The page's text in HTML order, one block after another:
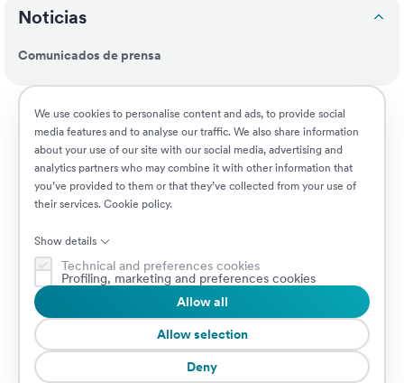
We use cookies to personalise content and ads, to provide social
media features and to analyse our traffic. We also share information
about your use of our site with our social media, advertising and
analytics partners who may combine it with other information that
you’ve provided to them or that they’ve collected from your use of
their services. Cookie policy.
Show details
Technical and preferences cookies
Profiling, marketing and preferences cookies
Deny
Allow selection
Allow all
Noticias
Comunicados de prensa
Responsabilidad social
Clientes
© 2026 Prima Assicurazioni
VAT IT08879250960 • Piazzale Loreto 17, 20131 Milan, Italia • Sociedad
sujeta a la dirección y coordinación de AXA S.A.
Cookie Policy Privacy Policy
Security